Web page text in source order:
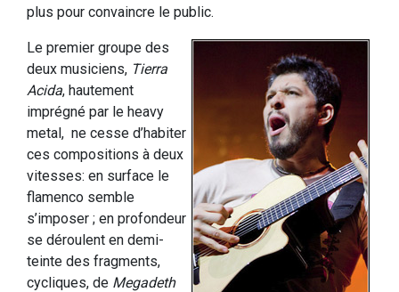
plus pour convaincre le public.
Le premier groupe des
deux musiciens, Tierra
Acida, hautement
imprégné par le heavy
metal, ne cesse d’habiter
ces compositions à deux
vitesses: en surface le
flamenco semble
s’imposer ; en profondeur
se déroulent en demi-
teinte des fragments,
cycliques, de Megadeth